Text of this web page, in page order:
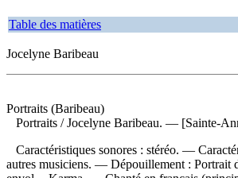
Table des matières
Jocelyne Baribeau
Portraits (Baribeau)
Portraits / Jocelyne Baribeau. — [Sainte-
Caractéristiques sonores : stéréo. —
autres musiciens. — Dépouillement : Portrait